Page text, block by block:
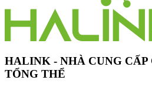
HALINK - NHÀ CUNG CẤP
TỔNG THỂ